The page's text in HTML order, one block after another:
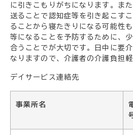
に引きこもりがちになります。ま
送ることで認知症等を引き起こす
ることから寝たきりになる可能性
等になることを予防するために、
合うことでが大切です。日中に要
なりますので、介護者の介護負担
デイサービス連絡先
事業所名